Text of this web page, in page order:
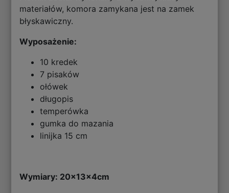
materiałów, komora zamykana jest na zamek
błyskawiczny.
Wyposażenie:
10 kredek
7 pisaków
ołówek
długopis
temperówka
gumka do mazania
linijka 15 cm
Wymiary: 20x13x4cm